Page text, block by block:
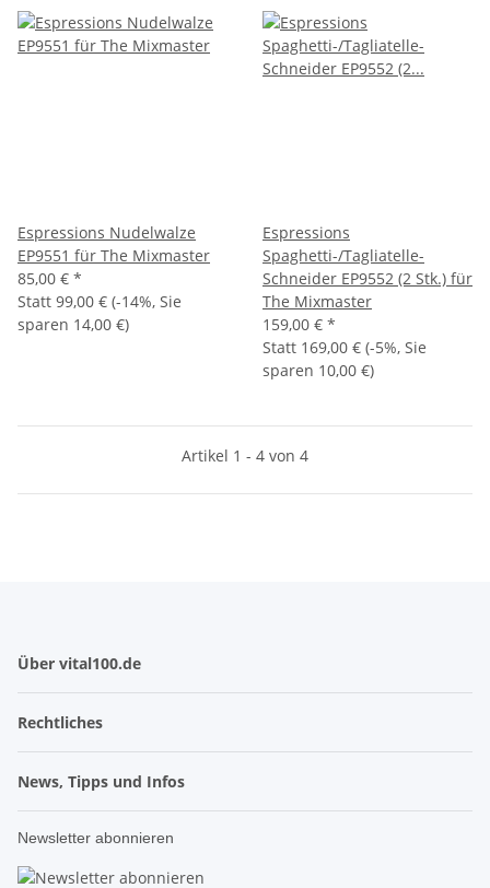
Espressions Nudelwalze
EP9551 für The Mixmaster
85,00 € *
Statt 99,00 € (-14%, Sie
sparen 14,00 €)
Espressions
Spaghetti-/Tagliatelle-
Schneider EP9552 (2 Stk.) für
The Mixmaster
159,00 € *
Statt 169,00 € (-5%, Sie
sparen 10,00 €)
Artikel 1 - 4 von 4
Über vital100.de
Rechtliches
News, Tipps und Infos
Newsletter abonnieren